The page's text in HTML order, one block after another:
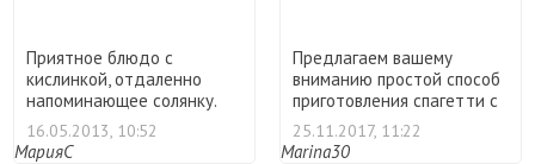
Приятное блюдо с
кислинкой, отдаленно
напоминающее солянку.
Хорошо п ...
16.05.2013, 10:52
МарияС
Предлагаем вашему
вниманию простой способ
приготовления спагетти с
м ...
25.11.2017, 11:22
Marina30